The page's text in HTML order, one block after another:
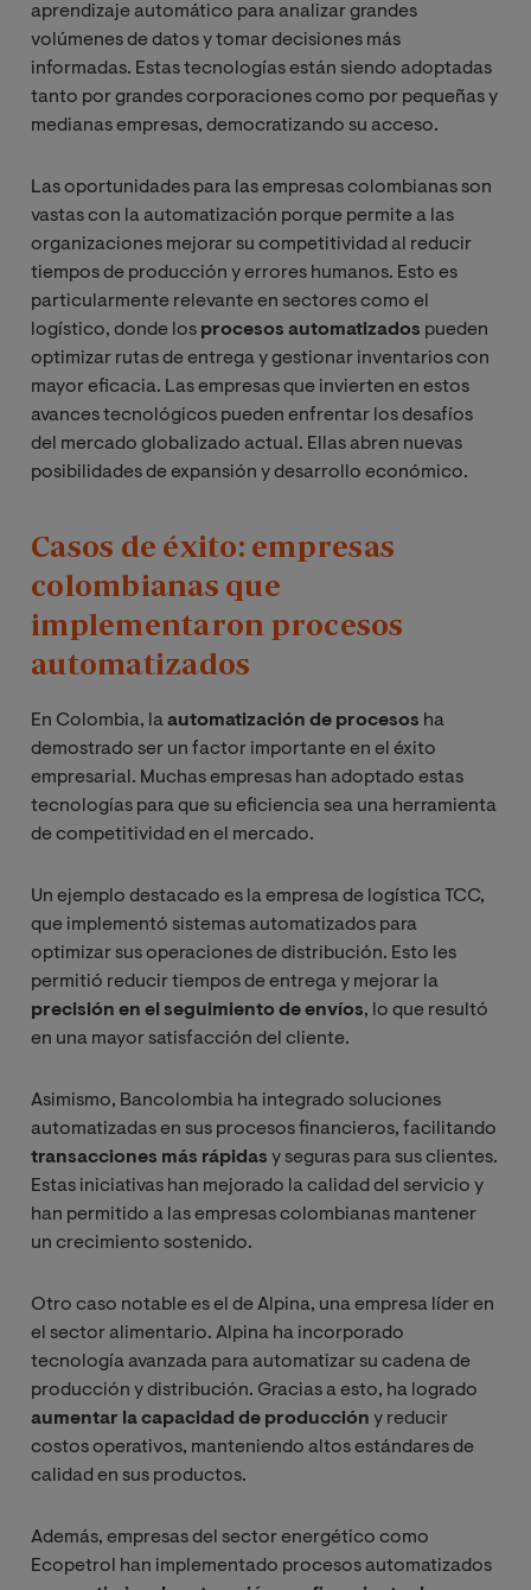
aprendizaje automático para analizar grandes
volúmenes de datos y tomar decisiones más
informadas. Estas tecnologías están siendo adoptadas
tanto por grandes corporaciones como por pequeñas y
medianas empresas, democratizando su acceso.
Las oportunidades para las empresas colombianas son
vastas con la automatización porque permite a las
organizaciones mejorar su competitividad al reducir
tiempos de producción y errores humanos. Esto es
particularmente relevante en sectores como el
logístico, donde los procesos automatizados pueden
optimizar rutas de entrega y gestionar inventarios con
mayor eficacia. Las empresas que invierten en estos
avances tecnológicos pueden enfrentar los desafíos
del mercado globalizado actual. Ellas abren nuevas
posibilidades de expansión y desarrollo económico.
Casos de éxito: empresas
colombianas que
implementaron procesos
automatizados
En Colombia, laautomatización de procesos ha
demostrado ser un factor importante en el éxito
empresarial. Muchas empresas han adoptado estas
tecnologías para que su eficiencia sea una herramienta
de competitividad en el mercado.
Un ejemplo destacado es la empresa de logística TCC,
que implementó sistemas automatizados para
optimizar sus operaciones de distribución. Esto les
permitió reducir tiempos de entrega y mejorar la
precisión en el seguimiento de envíos, lo que resultó
en una mayor satisfacción del cliente.
Asimismo, Bancolombia ha integrado soluciones
automatizadas en sus procesos financieros, facilitando
transacciones más rápidas y seguras para sus clientes.
Estas iniciativas han mejorado la calidad del servicio y
han permitido a las empresas colombianas mantener
un crecimiento sostenido.
Otro caso notable es el de Alpina, una empresa líder en
el sector alimentario. Alpina ha incorporado
tecnología avanzada para automatizar su cadena de
producción y distribución. Gracias a esto, ha logrado
aumentar la capacidad de producción y reducir
costos operativos, manteniendo altos estándares de
calidad en sus productos.
Además, empresas del sector energético como
Ecopetrol han implementado procesos automatizados